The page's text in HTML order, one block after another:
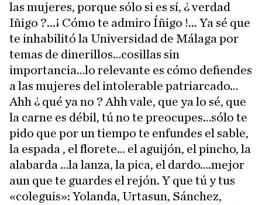
las mujeres, porque sólo si es sí, ¿ verdad
Iñigo ?...¡ Cómo te admiro Íñigo !... Ya sé que
te inhabilitó la Universidad de Málaga por
temas de dinerillos…cosillas sin
importancia…lo relevante es cómo defiendes
a las mujeres del intolerable patriarcado…
Ahh ¿ qué ya no ? Ahh vale, que ya lo sé, que
la carne es débil, tú no te preocupes…sólo te
pido que por un tiempo te enfundes el sable,
la espada , el florete… el aguijón, el pincho, la
alabarda …la lanza, la pica, el dardo….mejor
aun que te guardes el rejón. Y que tú y tus
«coleguis»: Yolanda, Urtasun, Sánchez,